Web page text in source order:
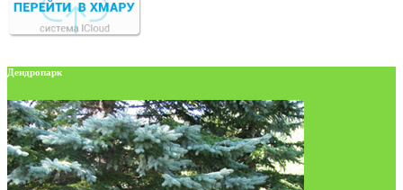
Дендропарк